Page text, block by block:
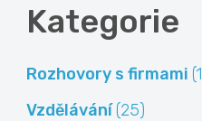
Kategorie
Rozhovory s firmami
Vzdělávání(25)